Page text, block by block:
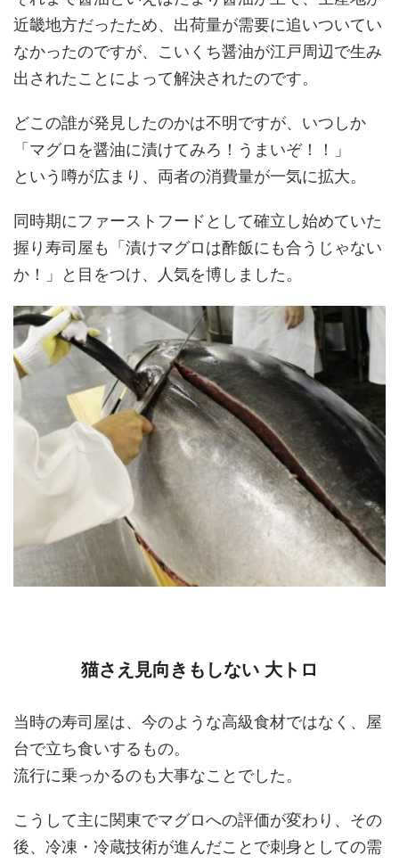
近畿地方だったため、出荷量が需要に追いついてい
なかったのですが、こいくち醤油が江戸周辺で生み
出されたことによって解決されたのです。
どこの誰が発見したのかは不明ですが、いつしか
「マグロを醤油に漬けてみろ！うまいぞ！！」
という噂が広まり、両者の消費量が一気に拡大。
同時期にファーストフードとして確立し始めていた
握り寿司屋も「漬けマグロは酢飯にも合うじゃない
か！」と目をつけ、人気を博しました。
猫さえ見向きもしない 大トロ
当時の寿司屋は、今のような高級食材ではなく、屋
台で立ち食いするもの。
流行に乗っかるのも大事なことでした。
こうして主に関東でマグロへの評価が変わり、その
後、冷凍・冷蔵技術が進んだことで刺身としての需